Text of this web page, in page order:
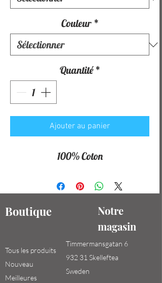
Couleur *
Quantité *
Ajouter au panier
100% Coton
Boutique
Notre
magasin
Tous les produits
Nouveau
Meilleures
Timmermansgatan 6
932 31 Skelleftea
Sweden